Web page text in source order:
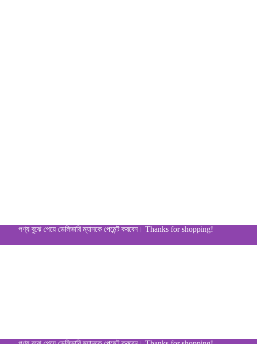
পণ্য বুঝে পেয়ে ডেলিভারি ম্যানকে পেমেন্ট করবেন। Thanks for shopping!